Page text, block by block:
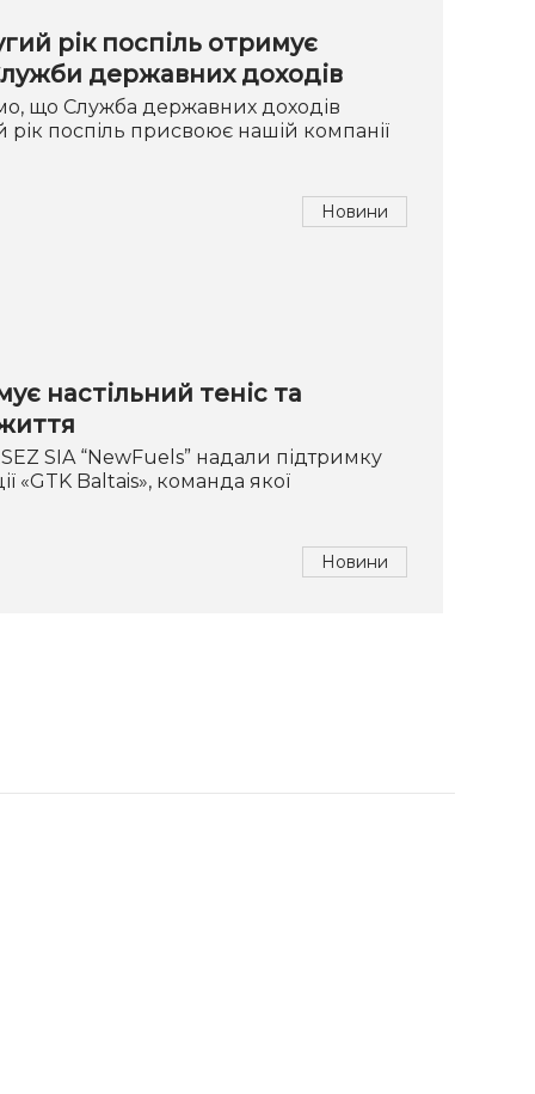
рік поспіль отримує
державних доходів
що Служба державних доходів
рік поспіль присвоює нашій компанії
Новини
настільний теніс та
SIA “NewFuels” надали підтримку
«GTK Baltais», команда якої
Новини